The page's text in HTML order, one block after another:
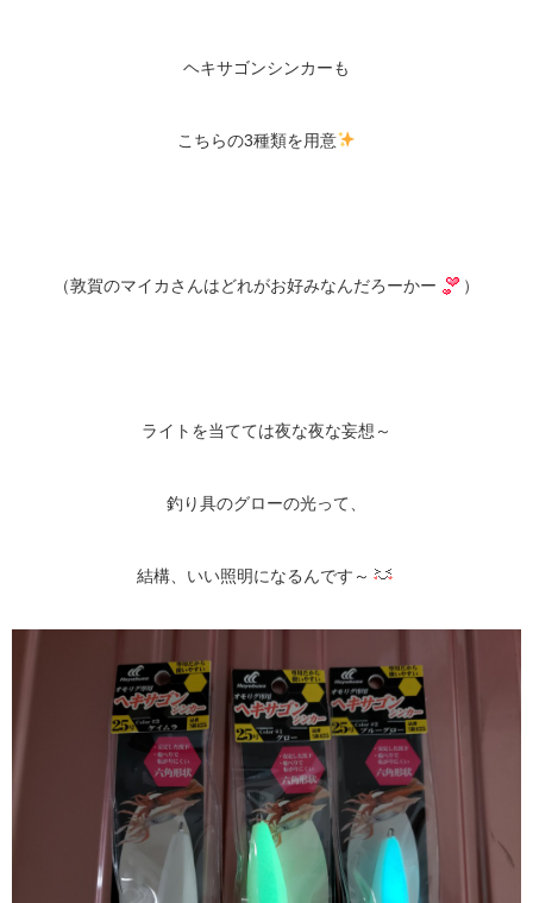
ヘキサゴンシンカーも
こちらの3種類を用意
（敦賀のマイカさんはどれがお好みなんだろーかー ）
ライトを当てては夜な夜な妄想～
釣り具のグローの光って、
結構、いい照明になるんです～